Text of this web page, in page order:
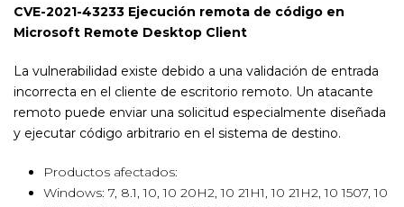
CVE-2021-43233 Ejecución remota de código en
Microsoft Remote Desktop Client
La vulnerabilidad existe debido a una validación de entrada
incorrecta en el cliente de escritorio remoto. Un atacante
remoto puede enviar una solicitud especialmente diseñada
y ejecutar código arbitrario en el sistema de destino.
Productos afectados:
Windows: 7, 8.1, 10, 10 20H2, 10 21H1, 10 21H2, 10 1507, 10